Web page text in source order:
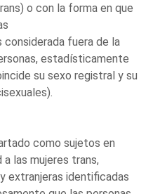
o con la forma en que
considerada fuera de la
estadísticamente
su sexo registral y su
como sujetos en
las mujeres trans,
extranjeras identificadas